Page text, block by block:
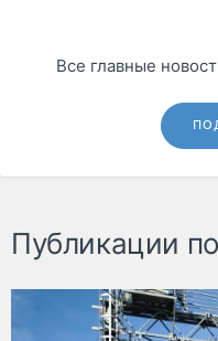
Все главные
Публикации